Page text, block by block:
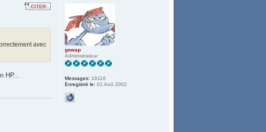
avec
HP...
gowap
Administrateur
Messages: 16116
Enregistré le: 01 Aoû 2002